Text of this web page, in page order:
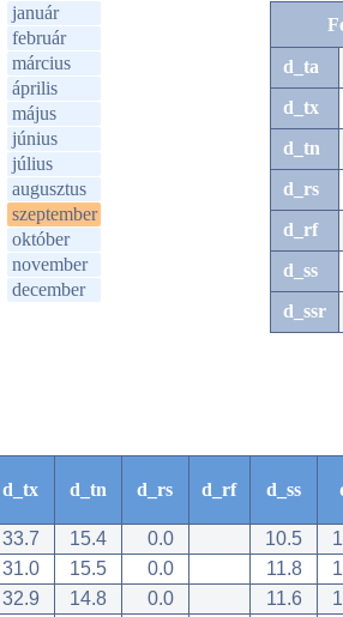
január
február
március
április
május
június
július
augusztus
szeptember
október
november
december
d_ta
d_tx
d_tn
d_rs
d_rf
d_ss
d_ssr
d_tx d_tn d_rs d_rf d_ss
33.7 15.4 0.0 10.5
31.0 15.5 0.0 11.8
32.9 14.8 0.0 11.6